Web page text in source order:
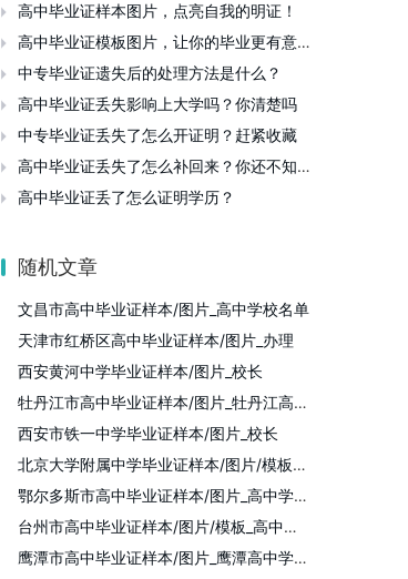
 高中毕业证样本图片，点亮自我的明证！
 高中毕业证模板图片，让你的毕业更有意义！
 中专毕业证遗失后的处理方法是什么？
 高中毕业证丢失影响上大学吗？你清楚吗
 中专毕业证丢失了怎么开证明？赶紧收藏
 高中毕业证丢失了怎么补回来？你还不知道吧
 高中毕业证丢了怎么证明学历？
随机文章
文昌市高中毕业证样本/图片_高中学校名单
天津市红桥区高中毕业证样本/图片_办理
西安黄河中学毕业证样本/图片_校长
牡丹江市高中毕业证样本/图片_牡丹江高中学校名单
西安市铁一中学毕业证样本/图片_校长
北京大学附属中学毕业证样本/图片/模板_校长
鄂尔多斯市高中毕业证样本/图片_高中学校名单
台州市高中毕业证样本/图片/模板_高中学校名单
鹰潭市高中毕业证样本/图片_鹰潭高中学校列表